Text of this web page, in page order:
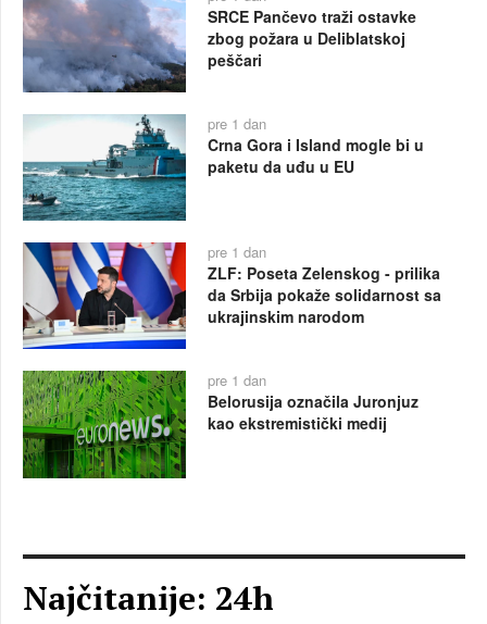
SRCE Pančevo traži ostavke
zbog požara u Deliblatskoj
peščari
pre 1 dan
Crna Gora i Island mogle bi u
paketu da uđu u EU
pre 1 dan
ZLF: Poseta Zelenskog - prilika
da Srbija pokaže solidarnost sa
ukrajinskim narodom
pre 1 dan
Belorusija označila Juronjuz
kao ekstremistički medij
Najčitanije: 24h